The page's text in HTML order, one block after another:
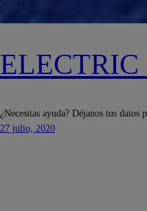
¿Necesitas ayuda? Déjanos tus
27 julio, 2020